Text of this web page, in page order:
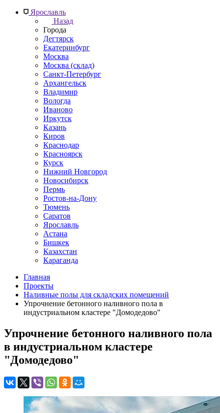
Ярославль
Назад
Города
Дегтярск
Екатеринбург
Москва
Москва (склад)
Санкт-Петербург
Архангельск
Владимир
Вологда
Иваново
Иркутск
Казань
Киров
Краснодар
Красноярск
Курск
Нижний Новгород
Новосибирск
Пермь
Ростов-на-Дону
Тюмень
Саратов
Ярославль
Астана
Бишкек
Казахстан
Караганда
Главная
Проекты
Наливные полы для складских помещений
Упрочнение бетонного наливного пола в
индустриальном кластере "Домодедово"
Упрочнение бетонного наливного пола
в индустриальном кластере
"Домодедово"